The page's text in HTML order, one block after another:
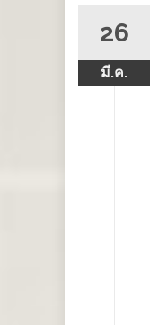
26
มี.ค.